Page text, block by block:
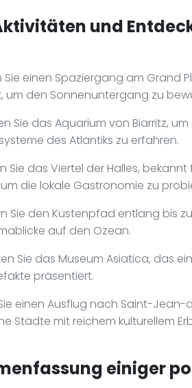
und
Sie einen Spaziergang am Grand
um den Sonnenuntergang zu
Sie das Aquarium von Biarritz,
des Atlantiks zu erfahren.
Sie das Viertel der Halles,
die lokale Gastronomie zu
Sie den Küstenpfad entlang bis
auf den Ozean.
Sie das Museum Asiatica, das
präsentiert.
einen Ausflug nach Saint-
Städte mit reichem kulturellem
einiger